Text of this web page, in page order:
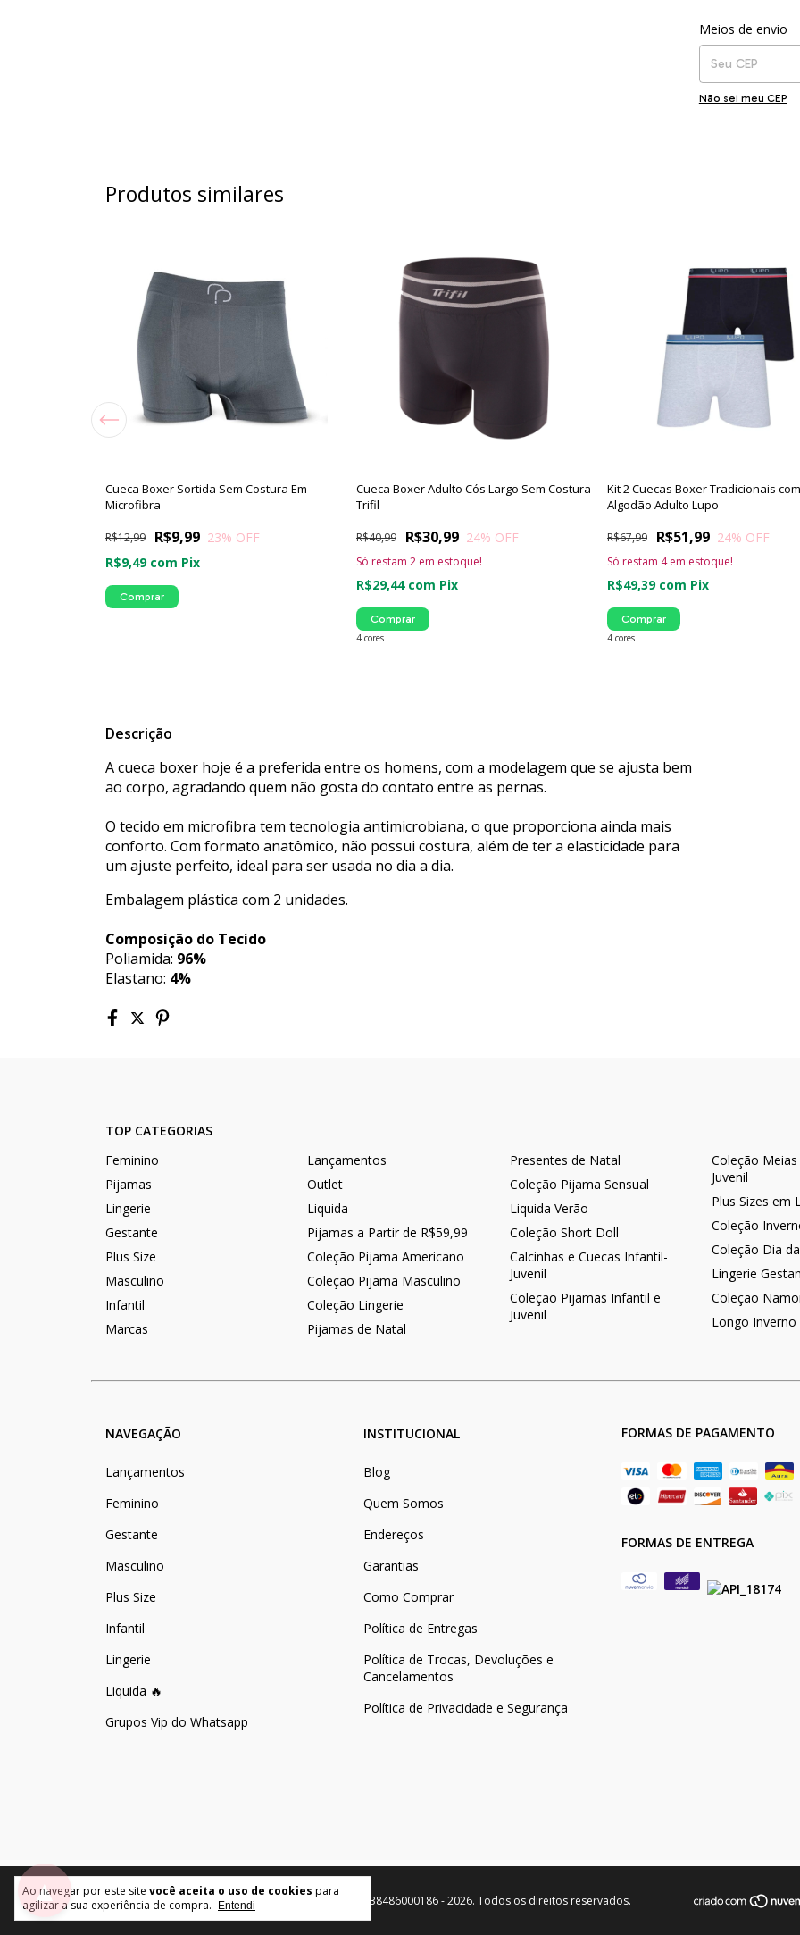
Ao navegar por este site você aceita o uso de cookies para
agilizar a sua experiência de compra.
Entendi
Entregas para o CEP:
Meios de envio
Não sei meu CEP
Produtos similares
Cueca Boxer Sortida Sem Costura Em
Microfibra
R$9,99
R$12,99 23% OFF
R$9,49 com Pix
Comprar
Cueca Boxer Adulto Cós Largo Sem Costura
Trifil
R$30,99
R$40,99 24% OFF
R$29,44 com Pix
Só restam 2 em estoque!
4 cores
Comprar
Kit 2 Cuecas Boxer Tradicionais com
Algodão Adulto Lupo
R$51,99
R$67,99 24% OFF
R$49,39 com Pix
Só restam 4em estoque!
4 cores
Comprar
Descrição
A cueca boxer hoje é a preferida entre os homens, com a modelagem que se ajusta bem
ao corpo, agradando quem não gosta do contato entre as pernas.
O tecido em microfibra tem tecnologia antimicrobiana, o que proporciona ainda mais
conforto. Com formato anatômico, não possui costura, além de ter a elasticidade para
um ajuste perfeito, ideal para ser usada no dia a dia.
Embalagem plástica com 2 unidades.
Composição do Tecido
Poliamida: 96%
Elastano: 4%
TOP CATEGORIAS
Feminino
Pijamas
Lingerie
Gestante
Plus Size
Masculino
Infantil
Marcas
Lançamentos
Outlet
Liquida
Pijamas a Partir de R$59,99
Coleção Pijama Americano
Coleção Pijama Masculino
Coleção Lingerie
Pijamas de Natal
Presentes de Natal
Coleção Pijama Sensual
Liquida Verão
Coleção Short Doll
Calcinhas e Cuecas Infantil-
Juvenil
Coleção Pijamas Infantil e
Juvenil
Coleção
Juvenil
Plus Sizes em
Coleção
Coleção Dia
Lingerie
Coleção
Longo Inverno
NAVEGAÇÃO
Lançamentos
Feminino
Gestante
Masculino
Plus Size
Infantil
Lingerie
Liquida 🔥
Grupos Vip do Whatsapp
INSTITUCIONAL
Blog
Quem Somos
Endereços
Garantias
Como Comprar
Política de Entregas
Política de Trocas, Devoluções e
Cancelamentos
Política de Privacidade e Segurança
FORMAS DE PAGAMENTO
FORMAS DE ENTREGA
Copyright Intima Store by MAKSS COMERCIAL LTDA. - 11738486000186 - 2026. Todos os direitos reservados.
▲